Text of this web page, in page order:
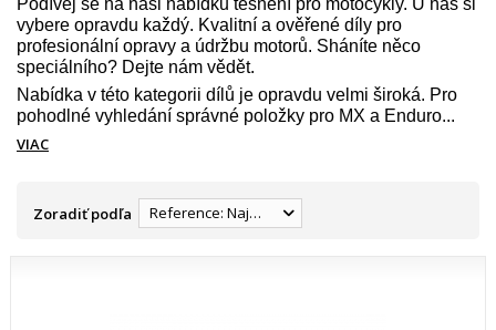
Podívej se na naši nabídku těsnění pro motocykly. U nás si
vybere opravdu každý. Kvalitní a ověřené díly pro
profesionální opravy a údržbu motorů. Sháníte něco
speciálního? Dejte nám vědět.
Nabídka v této kategorii dílů je opravdu velmi široká. Pro
pohodlné vyhledání správné položky pro MX a Enduro...
VIAC
Zoradiť podľa Reference: Najnižšia